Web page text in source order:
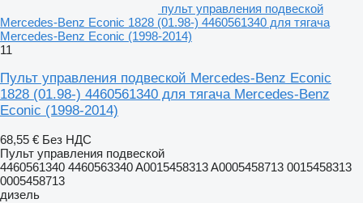
пульт управления подвеской
Mercedes-Benz Econic 1828 (01.98-) 4460561340 для тягача
Mercedes-Benz Econic (1998-2014)
11
Пульт управления подвеской Mercedes-Benz Econic
1828 (01.98-) 4460561340 для тягача Mercedes-Benz
Econic (1998-2014)
68,55 € Без НДС
Пульт управления подвеской
4460561340 4460563340 A0015458313 A0005458713 0015458313
0005458713
дизель